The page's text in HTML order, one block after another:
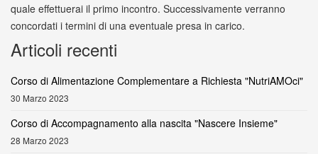
quale effettuerai il primo incontro. Successivamente verranno
concordati i termini di una eventuale presa in carico.
Articoli recenti
Corso di Alimentazione Complementare a Richiesta "NutriAMOci"
30 Marzo 2023
Corso di Accompagnamento alla nascita "Nascere Insieme"
28 Marzo 2023